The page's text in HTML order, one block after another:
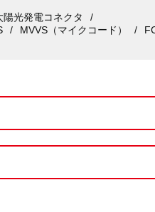
陽光発電コネクタ
MVVS（マイクコード）